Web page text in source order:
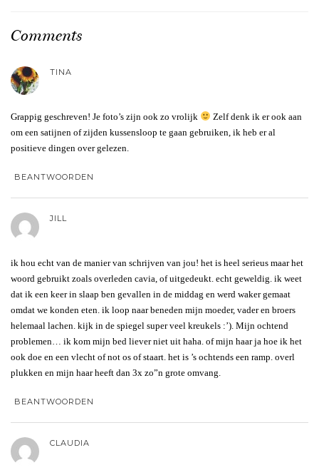
Comments
TINA
Grappig geschreven! Je foto’s zijn ook zo vrolijk
Zelf denk ik er ook aan
om een satijnen of zijden kussensloop te gaan gebruiken, ik heb er al
positieve dingen over gelezen.
BEANTWOORDEN
JILL
ik hou echt van de manier van schrijven van jou! het is heel serieus maar het
woord gebruikt zoals overleden cavia, of uitgedeukt. echt geweldig. ik weet
dat ik een keer in slaap ben gevallen in de middag en werd waker gemaat
omdat we konden eten. ik loop naar beneden mijn moeder, vader en broers
helemaal lachen. kijk in de spiegel super veel kreukels :’). Mijn ochtend
problemen… ik kom mijn bed liever niet uit haha. of mijn haar ja hoe ik het
ook doe en een vlecht of not os of staart. het is ’s ochtends een ramp. overl
plukken en mijn haar heeft dan 3x zo”n grote omvang.
BEANTWOORDEN
CLAUDIA